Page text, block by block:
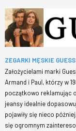
ZEGARKI MĘSKIE GUESS
Założycielami marki
Armand i Paul, którzy w
początkowo reklamując
jeansy idealnie
pojawiły się nieco
się ogromnym